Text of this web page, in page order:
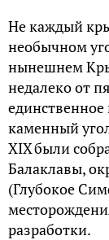
Не каждый
необычном
нынешнем
недалеко от
каменный
XIX были
Балаклавы,
(Глубокое
разработки.